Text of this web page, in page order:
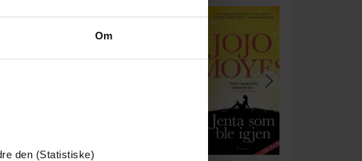
Om
den (Statistiske)